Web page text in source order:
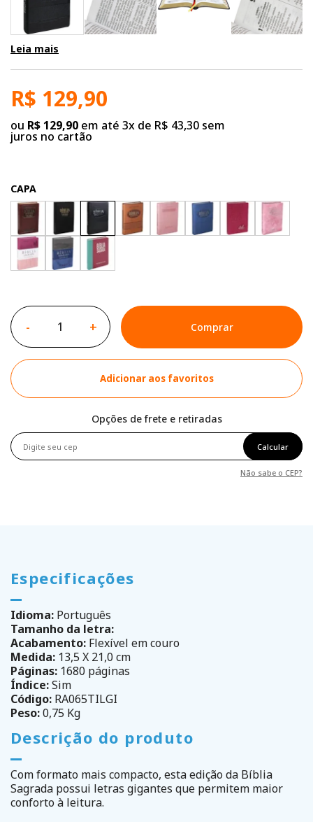
Leia mais
R$ 129,90
ou R$ 129,90 em até 3x de R$ 43,30 sem
juros no cartão
CAPA
- + Comprar
Adicionar aos favoritos
Opções de frete e retiradas
Calcular
Não sabe o CEP?
Especificações
Idioma: Português
Tamanho da letra:
Acabamento: Flexível em couro
Medida: 13,5 X 21,0 cm
Páginas: 1680 páginas
Índice:Sim
Código: RA065TILGI
Peso:0,75 Kg
Descrição do produto
Com formato mais compacto, esta edição da Bíblia
Sagrada possui letras gigantes que permitem maior
conforto à leitura.